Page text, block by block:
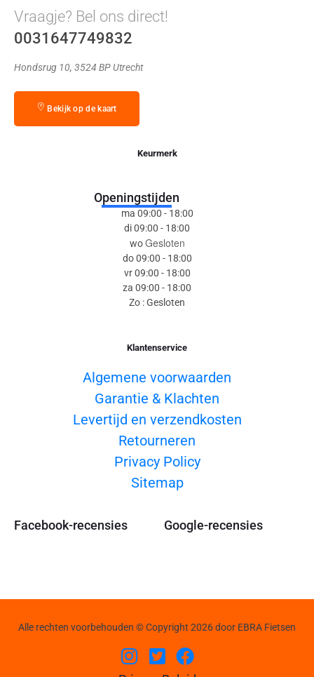
Vraagje? Bel ons direct!
0031647749832
Hondsrug 10, 3524 BP Utrecht
Bekijk op de kaart
Keurmerk
Openingstijden
ma 09:00 - 18:00
di 09:00 - 18:00
woGesloten
do 09:00 - 18:00
vr 09:00 - 18:00
za 09:00 - 18:00
Zo : Gesloten
Klantenservice
Algemene voorwaarden
Garantie & Klachten
Levertijd en verzendkosten
Retourneren
Privacy Policy
Sitemap
Facebook-recensies Google-recensies
Alle rechten voorbehouden © Copyright 2026 door EBRA Fietsen